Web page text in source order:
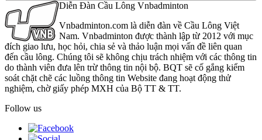
Diễn Đàn Cầu Lông Vnbadminton
Vnbadminton.com là diễn đàn về Cầu Lông Việt
Nam. Vnbadminton được thành lập từ 2012 với mục
đích giao lưu, học hỏi, chia sẻ và thảo luận mọi vấn đề liên quan
đến cầu lông. Chúng tôi sẽ không chịu trách nhiệm với các thông tin
do thành viên đưa lên trừ thông tin nội bộ. BQT sẽ cố gắng kiểm
soát chặt chẽ các luồng thông tin Website đang hoạt động thử
nghiệm, chờ giấy phép MXH của Bộ TT & TT.
Follow us